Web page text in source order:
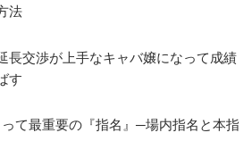
法
長交渉が上手なキャバ嬢になって成績
す
て最重要の『指名』─場内指名と本指